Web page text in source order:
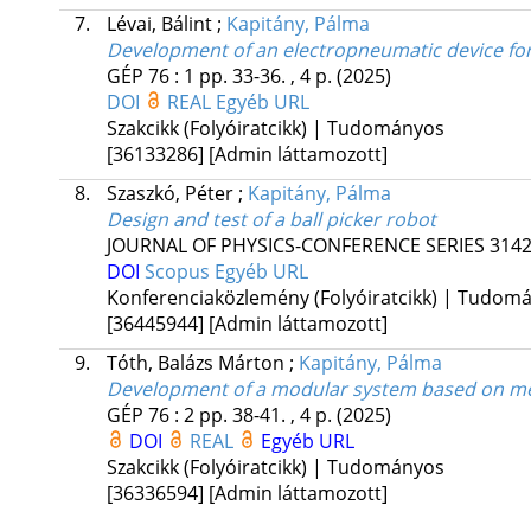
7.
Lévai, Bálint; Kapitány, Pálma
Development of an electropneumatic device
GÉP 76: 1 pp. 33-36. , 4 p. (2025)
DOI
REAL Egyéb URL
Szakcikk (Folyóiratcikk) | Tudományos
[36133286] [Admin láttamozott]
8.
Szaszkó, Péter; Kapitány, Pálma
Design and test of a ball picker robot
JOURNAL OF PHYSICS-CONFERENCE SERIES 3142
DOI Scopus Egyéb URL
Konferenciaközlemény (Folyóiratcikk) |
[36445944] [Admin láttamozott]
9.
Tóth, Balázs Márton ; Kapitány, Pálma
Development of a modular system based on
GÉP 76: 2 pp. 38-41. , 4 p. (2025)
DOI
REAL
Egyéb URL
Szakcikk (Folyóiratcikk) | Tudományos
[36336594] [Admin láttamozott]